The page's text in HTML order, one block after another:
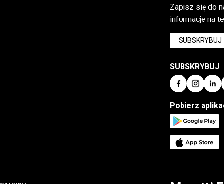
Zapisz się do
informacje na
SUBSKRYBUJ
SUBSKRYBUJ
Pobierz